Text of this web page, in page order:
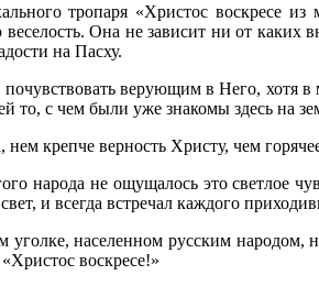
тропаря «Христос воскресе
Она не зависит ни от каких
на Пасху.
почувствовать верующим в Него, хотя
то, с чем были уже знакомы здесь на
нем крепче верность Христу, чем
народа не ощущалось это светлое
и всегда встречал каждого
уголке, населенном русским народом,
воскресе!»